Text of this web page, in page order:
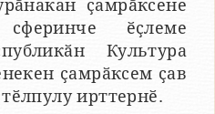
ҫамрӑксене
ӗҫлеме
Культура
ҫамрӑксем ҫав
ирттернӗ.